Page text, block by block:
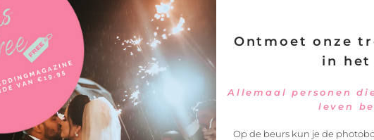
Bij ons moet je zijn voor
Wedding styling
Wedding planning
Verhuur decoratie
Bruidsboeket en bloemdecoratie
Ontmoet onze
in het
Allemaal personen
leven
Op de beurs kun je de